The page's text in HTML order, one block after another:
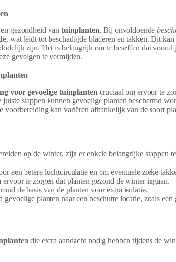
gezondheid van tuinplanten. Bij onvoldoende
, wat leidt tot beschadigde bladeren en takken. Dit kan
zijn. Het is belangrijk om te beseffen dat vooral
gevolgen te vermijden.
voor gevoelige tuinplanten cruciaal om ervoor te
stappen kunnen gevoelige planten beschermd
voorbereiding kan variëren afhankelijk van de soort
op de winter, zijn er enkele belangrijke stappen
een betere luchtcirculatie en om eventuele zieke
te zorgen dat planten gezond de winter ingaan.
de basis van de planten voor extra isolatie.
planten naar een beschutte locatie, zoals een
die extra aandacht nodig hebben tijdens de